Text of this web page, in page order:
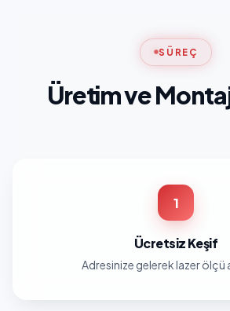
SÜREÇ
Üretim ve
1
Ücretsiz Keşif
Adresinize gelerek lazer ölçü